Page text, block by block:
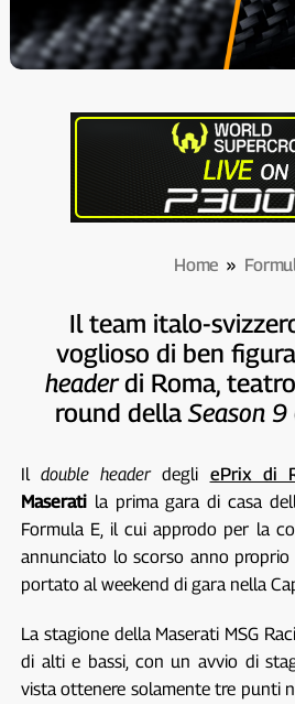
Home »
Il team italo-
voglioso di ben
headerdi Roma,
round della Season 9
Ildouble headerdegli ePrix di
Maseratila prima gara di casa
Formula E, il cui approdo per la
annunciato lo scorso anno
portato al weekend di gara nella
La stagione della Maserati MSG
di alti e bassi, con un avvio di
vista ottenere solamente tre punti